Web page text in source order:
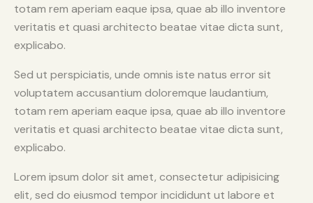
totam rem aperiam eaque ipsa, quae ab illo inventore
veritatis et quasi architecto beatae vitae dicta sunt,
explicabo.
Sed ut perspiciatis, unde omnis iste natus error sit
voluptatem accusantium doloremque laudantium,
totam rem aperiam eaque ipsa, quae ab illo inventore
veritatis et quasi architecto beatae vitae dicta sunt,
explicabo.
Lorem ipsum dolor sit amet, consectetur adipisicing
elit, sed do eiusmod tempor incididunt ut labore et